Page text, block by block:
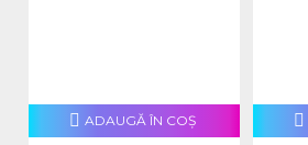
ADAUGĂ ÎN COŞ